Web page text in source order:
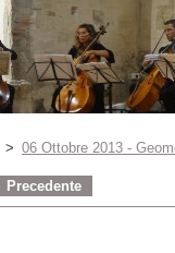
> 06 Ottobre 2013 -
Precedente